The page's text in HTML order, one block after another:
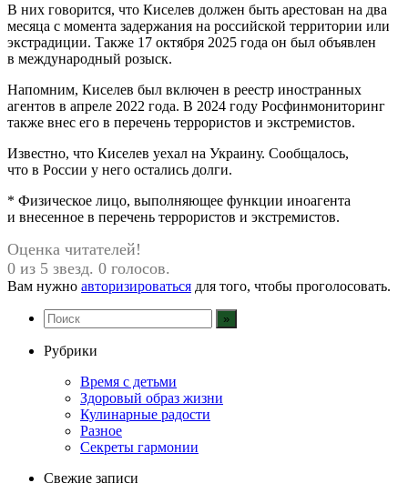
В них говорится, что Киселев должен быть арестован на два
месяца с момента задержания на российской территории или
экстрадиции. Также 17 октября 2025 года он был объявлен
в международный розыск.
Напомним, Киселев был включен в реестр иностранных
агентов в апреле 2022 года. В 2024 году Росфинмониторинг
также внес его в перечень террористов и экстремистов.
Известно, что Киселев уехал на Украину. Сообщалось,
что в России у него остались долги.
* Физическое лицо, выполняющее функции иноагента
и внесенное в перечень террористов и экстремистов.
Оценка читателей!
0 из 5 звезд. 0 голосов.
Вам нужно авторизироваться для того, чтобы проголосовать.
Рубрики
Время с детьми
Здоровый образ жизни
Кулинарные радости
Разное
Секреты гармонии
Свежие записи